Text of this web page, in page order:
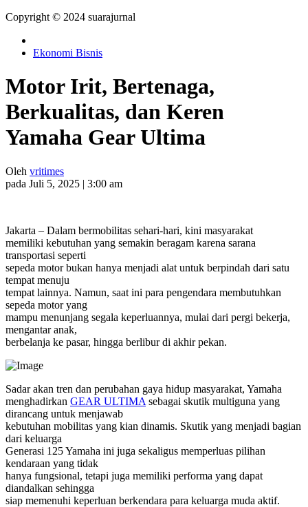
Copyright © 2024 suarajurnal
Ekonomi Bisnis
Motor Irit, Bertenaga,
Berkualitas, dan Keren
Yamaha Gear Ultima
Oleh vritimes
pada Juli 5, 2025 | 3:00 am
Jakarta – Dalam bermobilitas sehari-hari, kini masyarakat
memiliki kebutuhan yang semakin beragam karena sarana
transportasi seperti
sepeda motor bukan hanya menjadi alat untuk berpindah dari satu
tempat menuju
tempat lainnya. Namun, saat ini para pengendara membutuhkan
sepeda motor yang
mampu menunjang segala keperluannya, mulai dari pergi bekerja,
mengantar anak,
berbelanja ke pasar, hingga berlibur di akhir pekan.
Sadar akan tren dan perubahan gaya hidup masyarakat, Yamaha
menghadirkan GEAR ULTIMA sebagai skutik multiguna yang
dirancang untuk menjawab
kebutuhan mobilitas yang kian dinamis. Skutik yang menjadi bagian
dari keluarga
Generasi 125 Yamaha ini juga sekaligus memperluas pilihan
kendaraan yang tidak
hanya fungsional, tetapi juga memiliki performa yang dapat
diandalkan sehingga
siap memenuhi keperluan berkendara para keluarga muda aktif.